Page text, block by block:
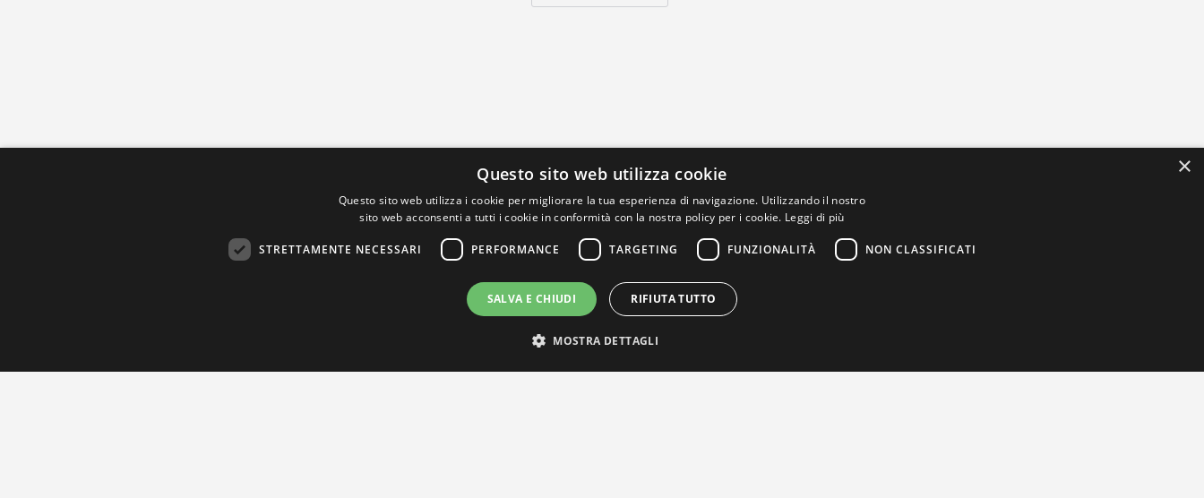
×
Questo sito web utilizza cookie
Questo sito web utilizza i cookie per migliorare la tua esperienza di navigazione. Utilizzando il nostro
sito web acconsenti a tutti i cookie in conformità con la nostra policy per i cookie. Leggi di più
STRETTAMENTE NECESSARI PERFORMANCE TARGETING FUNZIONALITÀ NON CLASSIFICATI
SALVA E CHIUDI RIFIUTA TUTTO
MOSTRA DETTAGLI